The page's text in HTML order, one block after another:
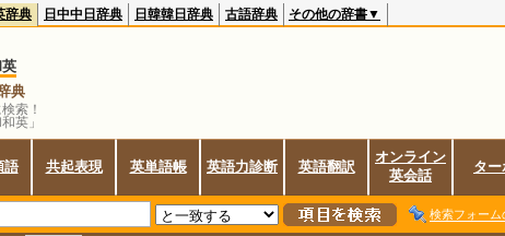
索！
英」
辞典 日中中日辞典 日韓韓日辞典 古語辞典 その他の辞書▼
典
語 共起表現 英単語帳 英語力診断 英語翻訳
オンライン
英会話
ター
検索フォーム